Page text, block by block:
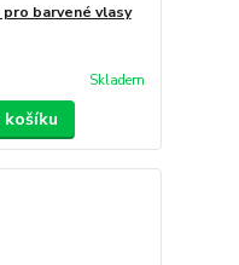
barvené vlasy
Skladem